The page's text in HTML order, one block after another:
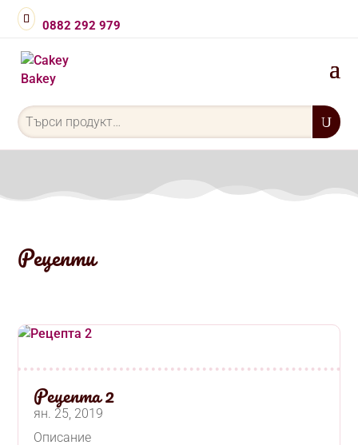
0882 292 979
Търсене
за:
Рецепти
Рецепта 2
ян. 25, 2019
Описание